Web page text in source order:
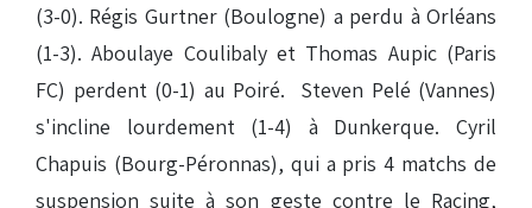
(3-0). Régis Gurtner (Boulogne) a perdu à Orléans
(1-3). Aboulaye Coulibaly et Thomas Aupic (Paris
FC) perdent (0-1) au Poiré. Steven Pelé (Vannes)
s'incline lourdement (1-4) à Dunkerque. Cyril
Chapuis (Bourg-Péronnas), qui a pris 4 matchs de
suspension suite à son geste contre le Racing,